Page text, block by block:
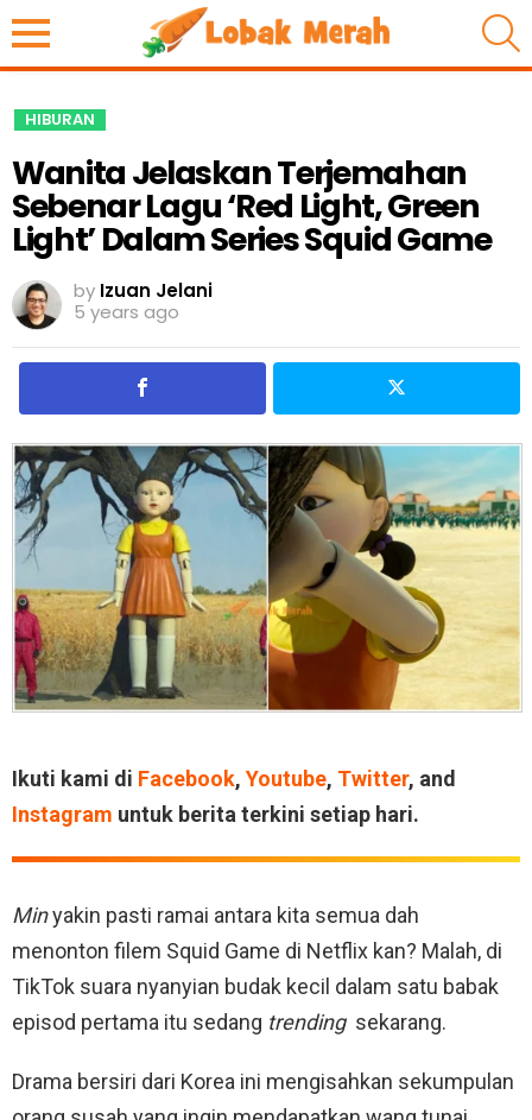
HIBURAN
Wanita Jelaskan Terjemahan
Sebenar Lagu ‘Red Light, Green
Light’ Dalam Series Squid Game
by Izuan Jelani
5 years ago
Ikuti kami di Facebook, Youtube, Twitter, and
Instagram untuk berita terkini setiap hari.
Minyakin pasti ramai antara kita semua dah
menonton filem Squid Game di Netflix kan? Malah, di
TikTok suara nyanyian budak kecil dalam satu babak
episod pertama itu sedang trending sekarang.
Drama bersiri dari Korea ini mengisahkan sekumpulan